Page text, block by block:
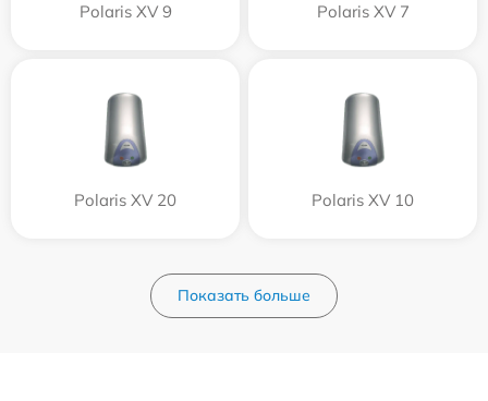
Polaris XV 9 Polaris XV 7
Polaris XV 20 Polaris XV 10
Показать больше